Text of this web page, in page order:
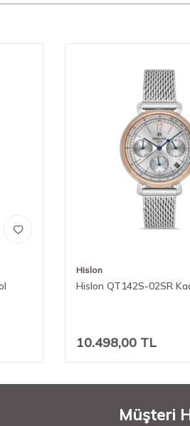
Hislon
Hislon QT142S-02SR
10.498,00 TL
Müşteri